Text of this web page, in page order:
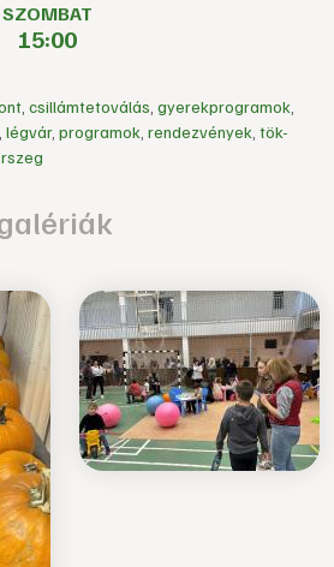
SZOMBAT
15:00
csillámtetoválás gyerekprogramok
légvár, programok rendezvények tök-